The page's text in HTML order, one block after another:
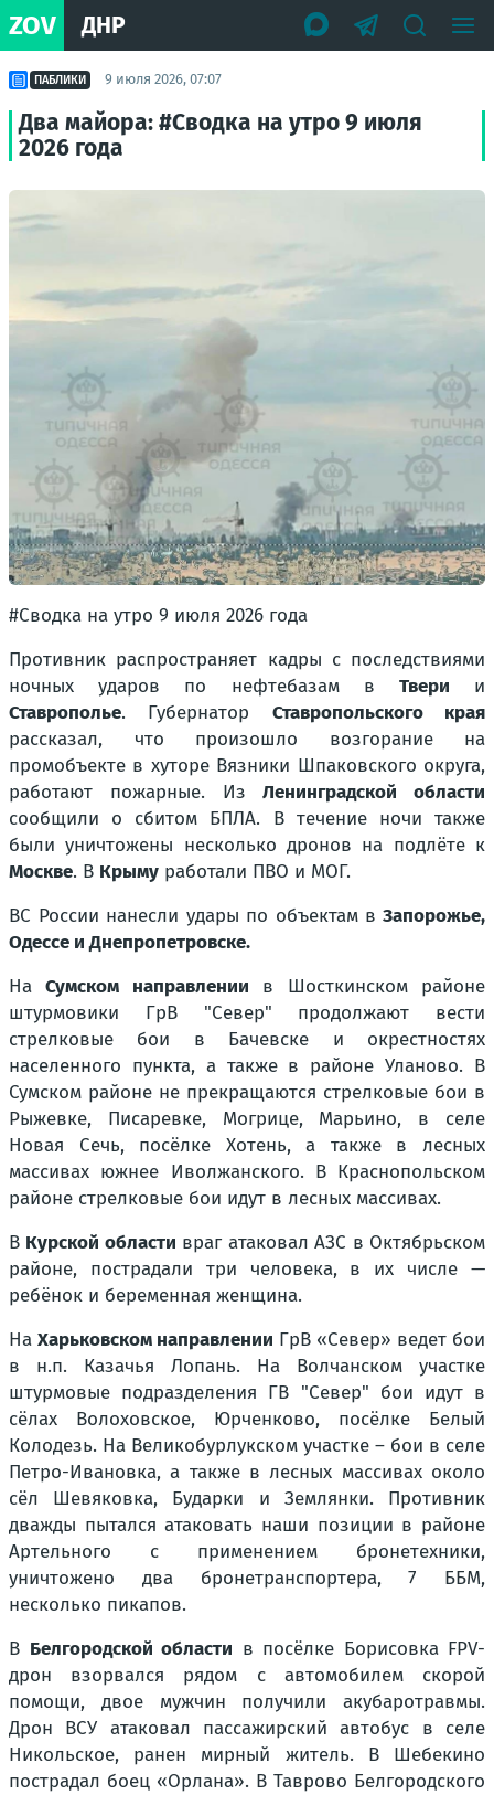
ZOV ДНР
ПАБЛИКИ 9 июля 2026, 07:07
Два майора: #Сводка на утро 9 июля
2026 года
#Сводка на утро 9 июля 2026 года
Противник распространяет кадры с последствиями
ночных ударов по нефтебазам в Твери и
Ставрополье. Губернатор Ставропольского края
рассказал, что произошло возгорание на
промобъекте в хуторе Вязники Шпаковского округа,
работают пожарные. ИзЛенинградской области
сообщили о сбитом БПЛА. В течение ночи также
были уничтожены несколько дронов на подлёте к
Москве. В Крыму работали ПВО и МОГ.
ВС России нанесли удары по объектам в Запорожье,
Одессе и Днепропетровске.
НаСумском направлении в Шосткинском районе
штурмовики ГрВ "Север" продолжают вести
стрелковые бои в Бачевске и окрестностях
населенного пункта, а также в районе Уланово. В
Сумском районе не прекращаются стрелковые бои в
Рыжевке, Писаревке, Могрице, Марьино, в селе
Новая Сечь, посёлке Хотень, а также в лесных
массивах южнее Иволжанского. В Краснопольском
районе стрелковые бои идут в лесных массивах.
В Курской области враг атаковал АЗС в Октябрьском
районе, пострадали три человека, в их числе —
ребёнок и беременная женщина.
На Харьковском направлении ГрВ «Север» ведет бои
в н.п. Казачья Лопань. На Волчанском участке
штурмовые подразделения ГВ "Север" бои идут в
сёлах Волоховское, Юрченково, посёлке Белый
Колодезь. На Великобурлукском участке – бои в селе
Петро-Ивановка, а также в лесных массивах около
сёл Шевяковка, Бударки и Землянки. Противник
дважды пытался атаковать наши позиции в районе
Артельного с применением бронетехники,
уничтожено два бронетранспортера, 7 ББМ,
несколько пикапов.
В Белгородской области в посёлке Борисовка FPV-
дрон взорвался рядом с автомобилем скорой
помощи, двое мужчин получили акубаротравмы.
Дрон ВСУ атаковал пассажирский автобус в селе
Никольское, ранен мирный житель. В Шебекино
пострадал боец «Орлана». В Таврово Белгородского